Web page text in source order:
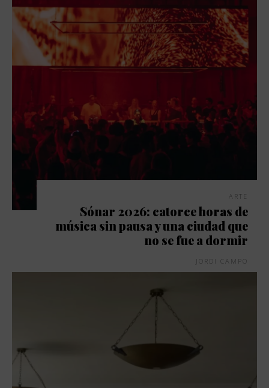
ARTE
Sónar 2026: catorce horas de
música sin pausa y una ciudad que
no se fue a dormir
JORDI CAMPO